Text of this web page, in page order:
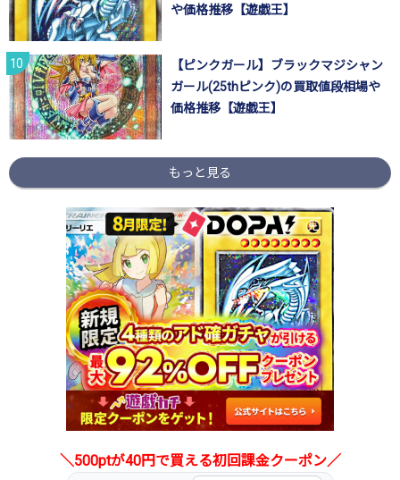
や価格推移【遊戯王】
【ピンクガール】ブラックマジシャン
ガール(25thピンク)の買取値段相場や
価格推移【遊戯王】
もっと見る
＼500ptが40円で買える初回課金クーポン／